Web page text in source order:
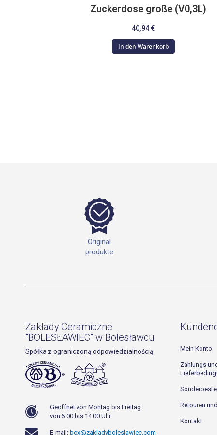
Zuckerdose große (V0,3L)
40,94 €
In den Warenkorb
Original
produkte
Zakłady Ceramiczne
"BOLESŁAWIEC" w Bolesławcu
Spółka z ograniczoną odpowiedzialnością
Geöffnet von Montag bis Freitag
von 6.00 bis 14.00 Uhr
E-mail: box@zakladyboleslawiec.com
Mein Konto
Zahlungs und
Retouren
Kontakt